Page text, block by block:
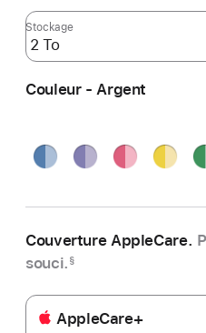
Stockage
Couleur - Argent
Bleu Violet Rose Jaune
Couverture AppleCare.
souci. §
AppleCare+